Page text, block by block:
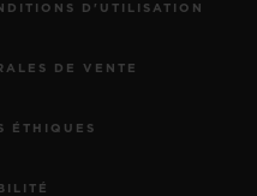
D'UTILISATION
DE VENTE
ÉTHIQUES